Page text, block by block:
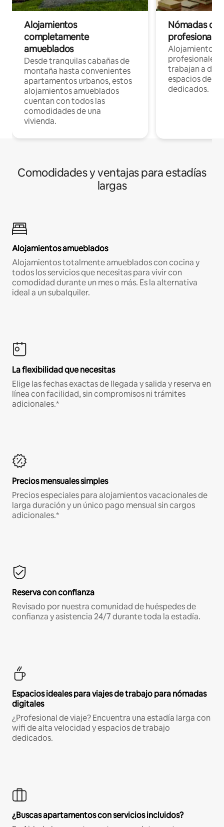
Alojamientos
completamente
amueblados
Desde tranquilas cabañas de
montaña hasta convenientes
apartamentos urbanos, estos
alojamientos amueblados
cuentan con todos las
comodidades de una
vivienda.
Nómadas
Alojamientos
profesionales
trabajan a
espacios de
dedicados.
Comodidades y ventajas para estadías
largas
Alojamientos amueblados
Alojamientos totalmente amueblados con cocina y
todos los servicios que necesitas para vivir con
comodidad durante un mes o más. Es la alternativa
ideal a un subalquiler.
La flexibilidad que necesitas
Elige las fechas exactas de llegada y salida y reserva en
línea con facilidad, sin compromisos ni trámites
adicionales.*
Precios mensuales simples
Precios especiales para alojamientos vacacionales de
larga duración y un único pago mensual sin cargos
adicionales.*
Reserva con confianza
Revisado por nuestra comunidad de huéspedes de
confianza y asistencia 24/7 durante toda la estadía.
Espacios ideales para viajes de trabajo para nómadas
digitales
¿Profesional de viaje? Encuentra una estadía larga con
wifi de alta velocidad y espacios de trabajo
dedicados.
¿Buscas apartamentos con servicios incluidos?